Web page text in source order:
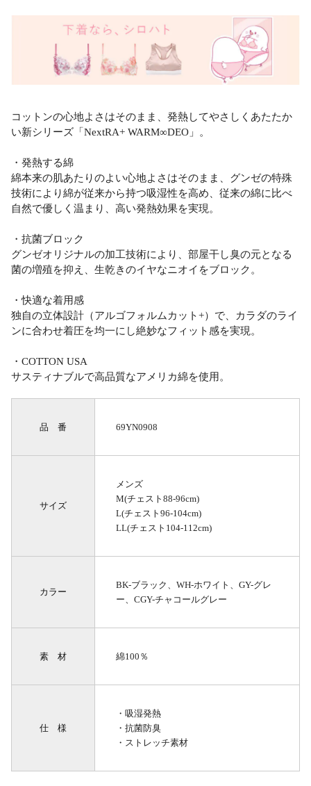
コットンの心地よさはそのまま、発熱してやさしくあたたか
い新シリーズ「NextRA+ WARM∞DEO」。
・発熱する綿
綿本来の肌あたりのよい心地よさはそのまま、グンゼの特殊
技術により綿が従来から持つ吸湿性を高め、従来の綿に比べ
自然で優しく温まり、高い発熱効果を実現。
・抗菌ブロック
グンゼオリジナルの加工技術により、部屋干し臭の元となる
菌の増殖を抑え、生乾きのイヤなニオイをブロック。
・快適な着用感
独自の立体設計（アルゴフォルムカット+）で、カラダのライ
ンに合わせ着圧を均一にし絶妙なフィット感を実現。
・COTTON USA
サスティナブルで高品質なアメリカ綿を使用。
品 番 69YN0908
サイズ
メンズ
M(チェスト88-96cm)
L(チェスト96-104cm)
LL(チェスト104-112cm)
カラー
BK-ブラック、WH-ホワイト、GY-グレ
ー、CGY-チャコールグレー
素 材 綿100％
仕 様
・吸湿発熱
・抗菌防臭
・ストレッチ素材